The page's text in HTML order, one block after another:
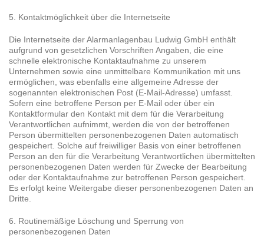
5. Kontaktmöglichkeit über die Internetseite
Die Internetseite der Alarmanlagenbau Ludwig GmbH enthält
aufgrund von gesetzlichen Vorschriften Angaben, die eine
schnelle elektronische Kontaktaufnahme zu unserem
Unternehmen sowie eine unmittelbare Kommunikation mit uns
ermöglichen, was ebenfalls eine allgemeine Adresse der
sogenannten elektronischen Post (E-Mail-Adresse) umfasst.
Sofern eine betroffene Person per E-Mail oder über ein
Kontaktformular den Kontakt mit dem für die Verarbeitung
Verantwortlichen aufnimmt, werden die von der betroffenen
Person übermittelten personenbezogenen Daten automatisch
gespeichert. Solche auf freiwilliger Basis von einer betroffenen
Person an den für die Verarbeitung Verantwortlichen übermittelten
personenbezogenen Daten werden für Zwecke der Bearbeitung
oder der Kontaktaufnahme zur betroffenen Person gespeichert.
Es erfolgt keine Weitergabe dieser personenbezogenen Daten an
Dritte.
6. Routinemäßige Löschung und Sperrung von
personenbezogenen Daten